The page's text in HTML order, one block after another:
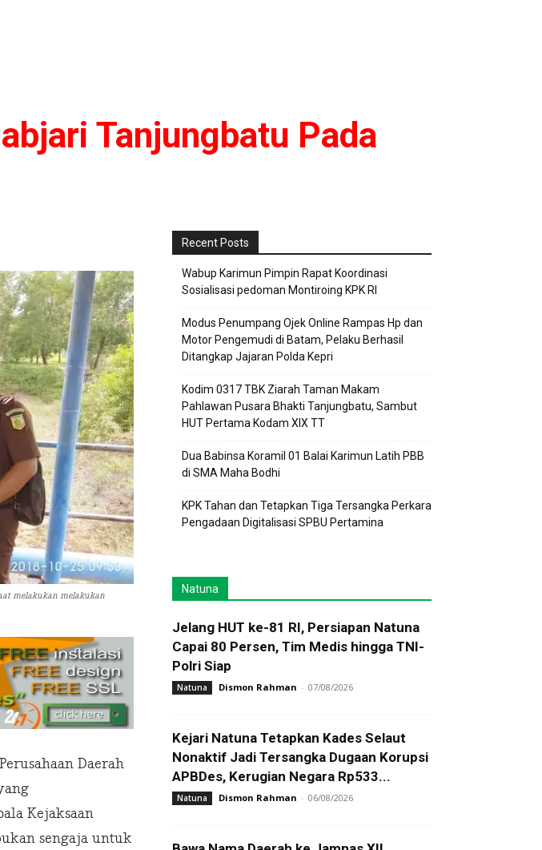
Tanjungbatu Pada
melakukan melakukan
Daerah
Kejaksaan
sengaja untuk
Recent Posts
Wabup Karimun Pimpin Rapat Koordinasi
Sosialisasi pedoman Montiroing KPK RI
Modus Penumpang Ojek Online Rampas Hp dan
Motor Pengemudi di Batam, Pelaku Berhasil
Ditangkap Jajaran Polda Kepri
Kodim 0317 TBK Ziarah Taman Makam
Pahlawan Pusara Bhakti Tanjungbatu, Sambut
HUT Pertama Kodam XIX TT
Dua Babinsa Koramil 01 Balai Karimun Latih PBB
di SMA Maha Bodhi
KPK Tahan dan Tetapkan Tiga Tersangka Perkara
Pengadaan Digitalisasi SPBU Pertamina
Natuna
Jelang HUT ke-81 RI, Persiapan Natuna
Capai 80 Persen, Tim Medis hingga TNI-
Polri Siap
Natuna Dismon Rahman - 07/08/2026
Kejari Natuna Tetapkan Kades Selaut
Nonaktif Jadi Tersangka Dugaan Korupsi
APBDes, Kerugian Negara Rp533...
Natuna Dismon Rahman - 06/08/2026